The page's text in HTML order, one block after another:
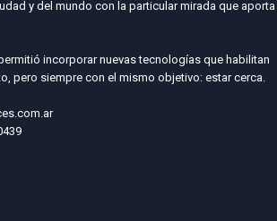
y del mundo con la particular mirada que aporta
incorporar nuevas tecnologías que habilitan
pero siempre con el mismo objetivo: estar cerca.